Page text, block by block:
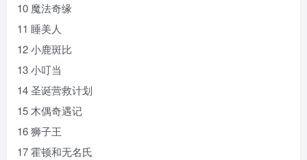
10 魔法奇缘
11 睡美人
12 小鹿斑比
13 小叮当
14 圣诞营救计划
15 木偶奇遇记
16 狮子王
17 霍顿和无名氏